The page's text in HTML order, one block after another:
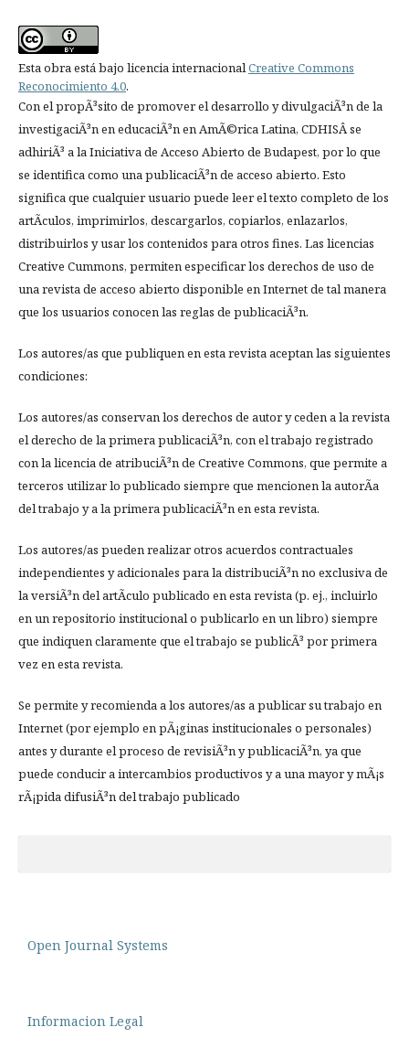
Esta obra está bajo licencia internacionalCreative Commons
Reconocimiento 4.0.
Con el propÃ³sito de promover el desarrollo y divulgaciÃ³n de la
investigaciÃ³n en educaciÃ³n en AmÃ©rica Latina, CDHISÂ se
adhiriÃ³ a la Iniciativa de Acceso Abierto de Budapest, por lo que
se identifica como una publicaciÃ³n de acceso abierto. Esto
significa que cualquier usuario puede leer el texto completo de los
artÃ­culos, imprimirlos, descargarlos, copiarlos, enlazarlos,
distribuirlos y usar los contenidos para otros fines. Las licencias
Creative Cummons, permiten especificar los derechos de uso de
una revista de acceso abierto disponible en Internet de tal manera
que los usuarios conocen las reglas de publicaciÃ³n.
Los autores/as que publiquen en esta revista aceptan las siguientes
condiciones:
Los autores/as conservan los derechos de autor y ceden a la revista
el derecho de la primera publicaciÃ³n, con el trabajo registrado
con la licencia de atribuciÃ³n de Creative Commons, que permite a
terceros utilizar lo publicado siempre que mencionen la autorÃ­a
del trabajo y a la primera publicaciÃ³n en esta revista.
Los autores/as pueden realizar otros acuerdos contractuales
independientes y adicionales para la distribuciÃ³n no exclusiva de
la versiÃ³n del artÃ­culo publicado en esta revista (p. ej., incluirlo
en un repositorio institucional o publicarlo en un libro) siempre
que indiquen claramente que el trabajo se publicÃ³ por primera
vez en esta revista.
Se permite y recomienda a los autores/as a publicar su trabajo en
Internet (por ejemplo en pÃ¡ginas institucionales o personales)
antes y durante el proceso de revisiÃ³n y publicaciÃ³n, ya que
puede conducir a intercambios productivos y a una mayor y mÃ¡s
rÃ¡pida difusiÃ³n del trabajo publicado
Open Journal Systems
Informacion Legal